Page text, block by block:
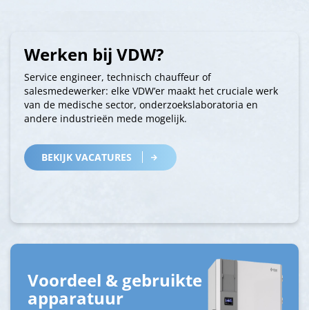
Werken bij VDW?
Service engineer, technisch chauffeur of
salesmedewerker: elke VDW’er maakt het cruciale werk
van de medische sector, onderzoekslaboratoria en
andere industrieën mede mogelijk.
BEKIJK VACATURES
Voordeel & gebruikte
apparatuur